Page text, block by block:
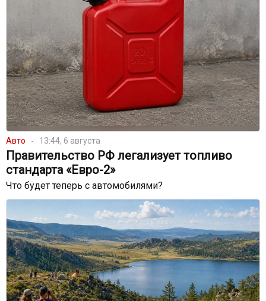
Авто 13:44, 6 августа
Правительство РФ легализует топливо
стандарта «Евро-2»
Что будет теперь с автомобилями?